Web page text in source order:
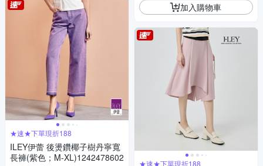
★速★下單現折188
ILEY伊蕾 後燙鑽椰子樹丹寧寬
長褲(紫色；M-XL)1242478602
加入購物車
★速★下單現折188